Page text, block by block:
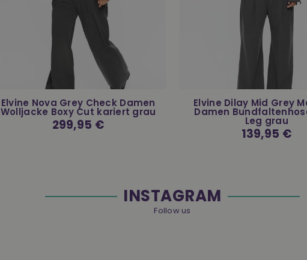
Elvine Nova Grey Check Damen
Wolljacke Boxy Cut kariert grau
Normaler
Preis
299,95 €
Elvine Dilay Mid Grey
Damen
Leg grau
Normaler
Preis
139,95 €
INSTAGRAM
Follow us